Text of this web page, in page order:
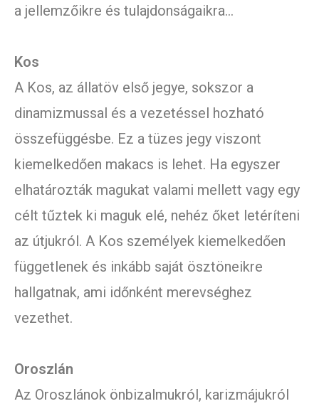
a jellemzőikre és tulajdonságaikra…
Kos
A Kos, az állatöv első jegye, sokszor a
dinamizmussal és a vezetéssel hozható
összefüggésbe. Ez a tüzes jegy viszont
kiemelkedően makacs is lehet. Ha egyszer
elhatározták magukat valami mellett vagy egy
célt tűztek ki maguk elé, nehéz őket letéríteni
az útjukról. A Kos személyek kiemelkedően
függetlenek és inkább saját ösztöneikre
hallgatnak, ami időnként merevséghez
vezethet.
Oroszlán
Az Oroszlánok önbizalmukról, karizmájukról